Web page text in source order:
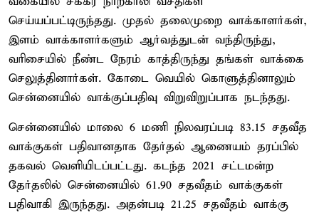
செய்யப்பட்டிருந்தது. முதல் தலைமுறை வாக்காளர்கள்,
இளம் வாக்காளர்களும் ஆர்வத்துடன் வந்திருந்து,
வரிசையில் நீண்ட நேரம் காத்திருந்து தங்கள் வாக்கை
செலுத்தினார்கள். கோடை வெயில் கொளுத்தினாலும்
சென்னையில் வாக்குப்பதிவு விறுவிறுப்பாக நடந்தது.
சென்னையில் மாலை 6 மணி நிலவரப்படி 83.15 சதவீத
வாக்குகள் பதிவானதாக தேர்தல் ஆணையம் தரப்பில்
தகவல் வெளியிடப்பட்டது. கடந்த 2021 சட்டமன்ற
தேர்தலில் சென்னையில் 61.90 சதவீதம் வாக்குகள்
பதிவாகி இருந்தது. அதன்படி 21.25 சதவீதம் வாக்கு